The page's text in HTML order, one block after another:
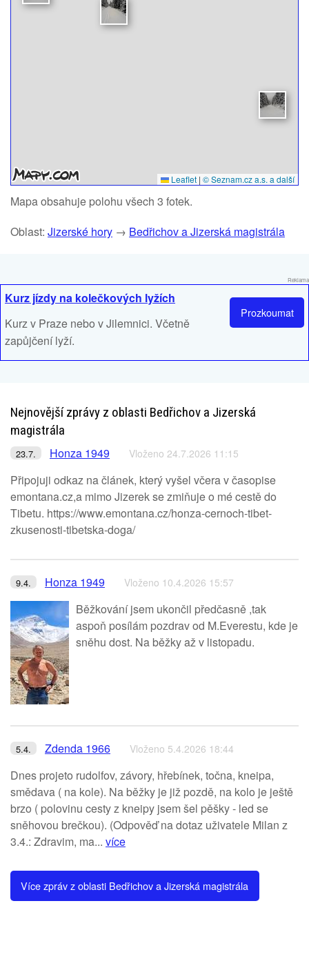
Leaflet | © Seznam.cz a.s. a další
Mapa obsahuje polohu všech 3 fotek.
Oblast: Jizerské hory → Bedřichov a Jizerská magistrála
Reklama
Prozkoumat
Kurz jízdy na kolečkových lyžích
Kurz v Praze nebo v Jilemnici. Včetně
zapůjčení lyží.
Nejnovější zprávy z oblasti Bedřichov a Jizerská
magistrála
23.7. Honza 1949 Vloženo 24.7.2026 11:15
Připojuji odkaz na článek, který vyšel včera v časopise
emontana.cz,a mimo Jizerek se zmiňuje o mé cestě do
Tibetu. https://www.emontana.cz/honza-cernoch-tibet-
zkusenosti-tibetska-doga/
9.4. Honza 1949 Vloženo 10.4.2026 15:57
Běžkování jsem ukončil předčasně ,tak
aspoň posílám pozdrav od M.Everestu, kde je
sněhu dost. Na běžky až v listopadu.
5.4. Zdenda 1966 Vloženo 5.4.2026 18:44
Dnes projeto rudolfov, závory, hřebínek, točna, kneipa,
smědava ( na kole). Na běžky je již pozdě, na kolo je ještě
brzo ( polovinu cesty z kneipy jsem šel pěšky - led se
sněhovou brečkou). (Odpověď na dotaz uživatele Milan z
3.4.: Zdravim, ma... více
Více zpráv z oblasti Bedřichov a Jizerská magistrála